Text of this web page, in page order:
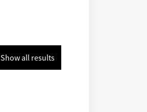
Show all results